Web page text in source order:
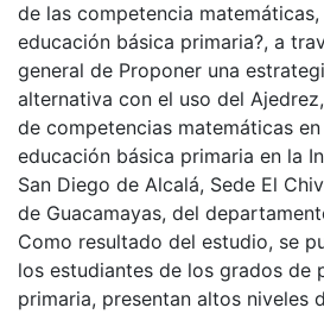
de las competencia
educación básica primaria?, a
general de Proponer una
alternativa con el uso del
de competencias matemáticas
educación básica primaria en la
San Diego de Alcalá, Sede El
de Guacamayas, del
Como resultado del estudio, se
los estudiantes de los grados de
primaria, presentan altos niveles